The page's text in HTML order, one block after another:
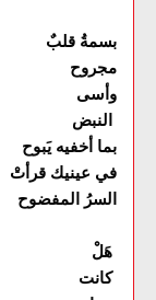
بسمةُ قلبٌ
مجروح
وأسى
بما أخفيه يَبوح
في عينيك قرأتْ
السرُ المفضوح
كانت